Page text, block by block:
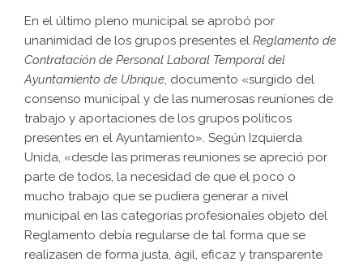
En el último pleno municipal se aprobó por
unanimidad de los grupos presentes el Reglamento de
Contratación de Personal Laboral Temporal del
Ayuntamiento de Ubrique, documento «surgido del
consenso municipal y de las numerosas reuniones de
trabajo y aportaciones de los grupos políticos
presentes en el Ayuntamiento». Según Izquierda
Unida, «desde las primeras reuniones se apreció por
parte de todos, la necesidad de que el poco o
mucho trabajo que se pudiera generar a nivel
municipal en las categorías profesionales objeto del
Reglamento debía regularse de tal forma que se
realizasen de forma justa, ágil, eficaz y transparente